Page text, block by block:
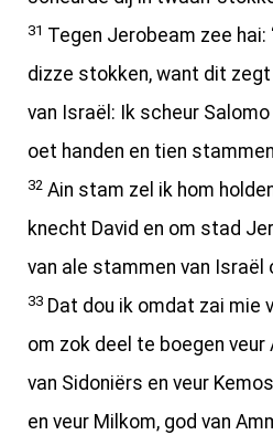
31 Tegen Jerobeam zee hai:
dizze stokken, want dit zegt
van Israël: Ik scheur
oet handen en tien
32 Ain stam zel ik hom
knecht David en om stad
van ale stammen van Israël
33 Dat dou ik omdat zai mie
om zok deel te boegen veur
van Sidoniërs en veur
en veur Milkom, god van